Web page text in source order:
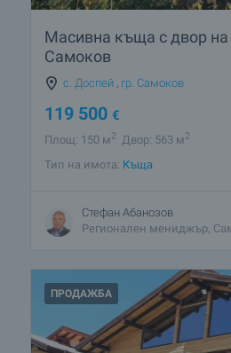
Масивна къща с двор на
Самоков
с. Доспей гр. Самоков
119 500 €
Площ: 150 м2 Двор: 563 м2
Тип на имота: Къща
Стефан Абанозов
Регионален мениджър,
ПРОДАЖБА